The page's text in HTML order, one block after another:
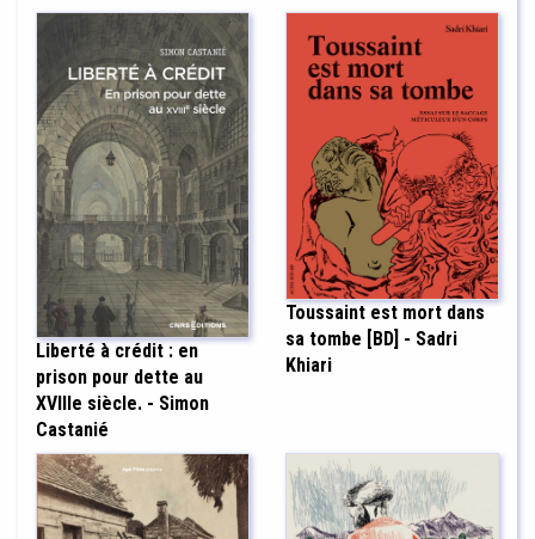
Liberté à crédit : en
prison pour dette au
XVIIIe siècle. - Simon
Castanié
Toussaint est mort dans
sa tombe [BD] - Sadri
Khiari